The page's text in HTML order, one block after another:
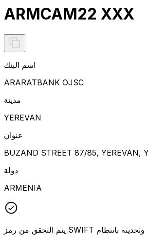
ARMCAM22 XXX
اسم البنك
ARARATBANK OJSC
مدينة
YEREVAN
عنوان
BUZAND STREET 87/85, YEREVAN,
دولة
ARMENIA
يتم التحقق من رمز SWIFT وتحديثه بانتظام